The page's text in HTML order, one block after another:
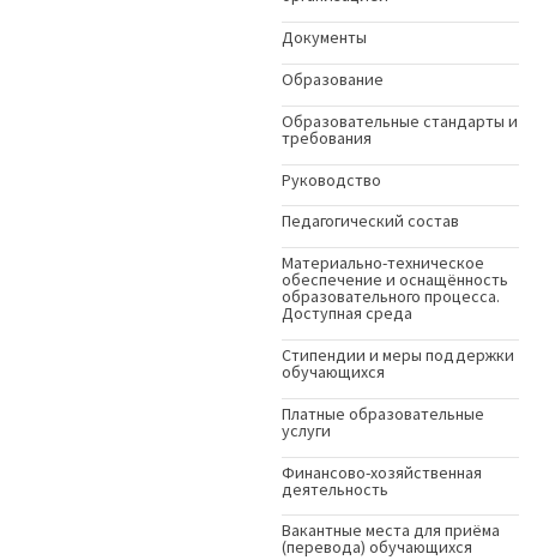
Документы
Образование
Образовательные стандарты и
требования
Руководство
Педагогический состав
Материально-техническое
обеспечение и оснащённость
образовательного процесса.
Доступная среда
Стипендии и меры поддержки
обучающихся
Платные образовательные
услуги
Финансово-хозяйственная
деятельность
Вакантные места для приёма
(перевода) обучающихся